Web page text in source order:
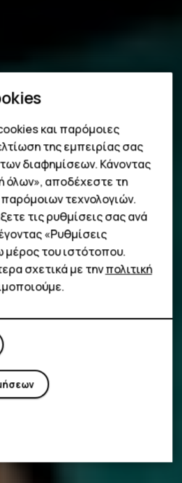
απλής χρήσης
και παρόμοιες
της εμπειρίας σας
διαφημίσεων. Κάνοντας
όλων», αποδέχεστε τη
τεχνολογιών.
τις ρυθμίσεις σας ανά
«Ρυθμίσεις
του ιστότοπου.
σχετικά με τηνπολιτική